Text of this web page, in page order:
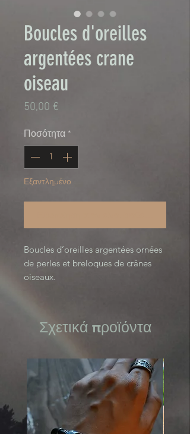
Boucles d'oreilles
argentées crane
oiseau
50,00 €
Ποσότητα *
Εξαντλημένο
Boucles d’oreilles argentées ornées
de perles et breloques de crânes
oiseaux.
Σχετικά προϊόντα